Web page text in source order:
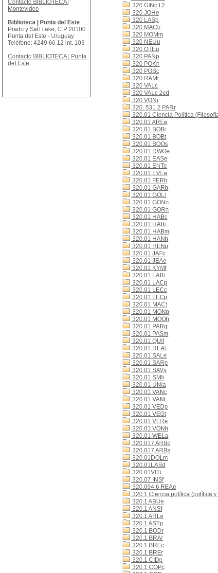
320 GINc t.2
320 JOHe
320 LASp
320 MACb
320 MOMm
320 NEUu
320 OTEu
320 PANp
320 POKh
320 POSc
320 RAMr
320 VALc
320 VALc 2ed
320 VONi
320. 531 2 PARr
320.01 Ciencia Política
320.01 AREe
320.01 BOBi
320.01 BOBt
320.01 BOOs
320.01 DWOe
320.01 EASe
320.01 ENTe
320.01 EVEe
320.01 FERh
320.01 GARb
320.01 GOLt
320.01 GONn
320.01 GORn
320.01 HABc
320.01 HABi
320.01 HABm
320.01 HANh
320.01 HENp
320.01 JAFc
320.01 JEAe
320.01 KYMf
320.01 LABi
320.01 LACp
320.01 LECc
320.01 LECp
320.01 MACt
320.01 MONp
320.01 MOOh
320.01 PARq
320.01 PASm
320.01 QUIf
320.01 REAl
320.01 SALe
320.01 SARp
320.01 SAVs
320.01 SMIi
320.01 UNIa
320.01 VANc
320.01 VANl
320.01 VEDp
320.01 VEGt
320.01 VERe
320.01 VONh
320.01 WELa
320.017 ARBc
320.017 ARBs
320.01DOLm
320.01LASd
320.01VITi
320.07 INSf
320.094 6 REAe
320.1 Ciencia política (política
320.1 ABUe
320.1 ANSf
320.1 ARLe
320.1 ASTp
320.1 BODr
320.1 BRAr
320.1 BREc
320.1 BREr
320.1 CIDp
320.1 COPc
Contacto BIBLIOTECA |
Montevideo
Biblioteca | Punta del Este
Prado y Salt Lake, C.P 20100
Punta del Este - Uruguay
Teléfono: 4249 66 12 int. 103
Contacto BIBLIOTECA | Punta
del Este